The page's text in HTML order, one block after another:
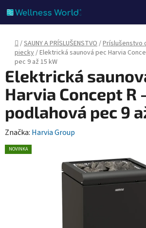
na
obsah
Domov
/SAUNY A PRÍSLUŠENSTVO/Príslušenstvo
piecky/Elektrická saunová pec Harvia
pec 9 až 15 kW
Elektrická
Harvia Concept R
podlahová pec 9
Značka: Harvia Group
NOVINKA